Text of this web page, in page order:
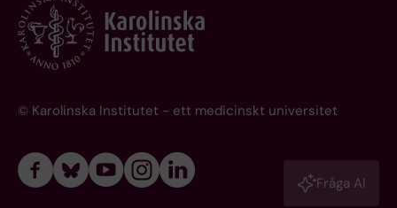
© Karolinska Institutet - ett medicinskt universitet
Fråga AI